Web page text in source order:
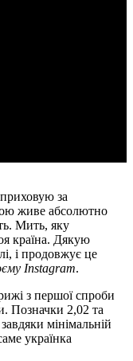
за
живе абсолютно
Мить, яку
країна. Дякую
і продовжує це
Instagram.
з першої спроби
Позначки 2,02 та
мінімальній
українка